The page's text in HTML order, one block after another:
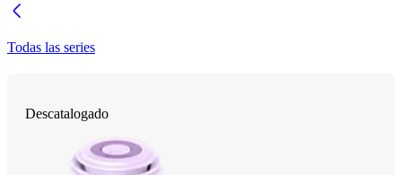
Todas las series
Descatalogado